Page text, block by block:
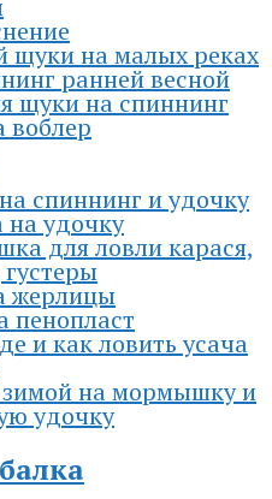
щуки на малых реках
ранней весной
щуки на спиннинг
воблер
спиннинг и удочку
на удочку
для ловли карася,
жерлицы
пенопласт
и как ловить усача
на мормышку и
удочку